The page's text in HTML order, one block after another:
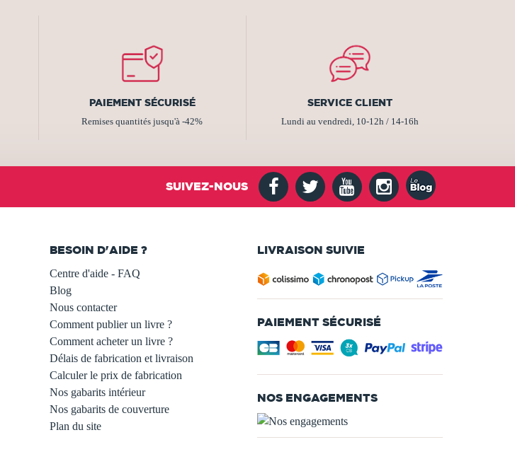
PAIEMENT SÉCURISÉ
Remises quantités jusqu'à -42%
SERVICE CLIENT
Lundi au vendredi, 10-12h / 14-16h
SUIVEZ-NOUS
BESOIN D'AIDE ?
Centre d'aide - FAQ
Blog
Nous contacter
Comment publier un livre ?
Comment acheter un livre ?
Délais de fabrication et livraison
Calculer le prix de fabrication
Nos gabarits intérieur
Nos gabarits de couverture
Plan du site
LIVRAISON SUIVIE
PAIEMENT SÉCURISÉ
NOS ENGAGEMENTS